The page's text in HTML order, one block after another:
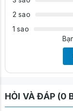
2 sao
1 sao
HỎI VÀ ĐÁP (0